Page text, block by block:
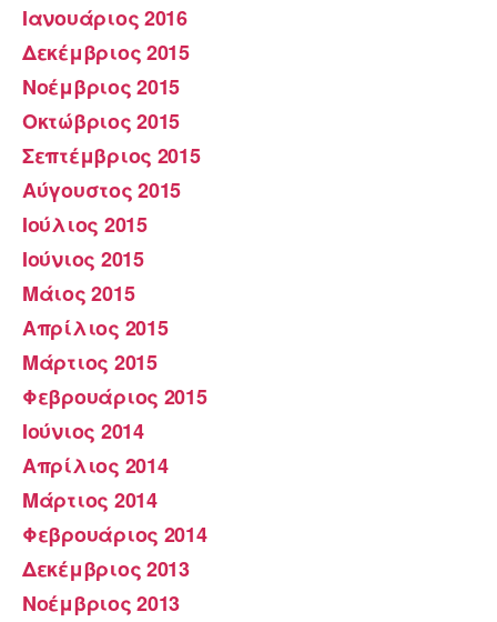
Ιανουάριος 2016
Δεκέμβριος 2015
Νοέμβριος 2015
Οκτώβριος 2015
Σεπτέμβριος 2015
Αύγουστος 2015
Ιούλιος 2015
Ιούνιος 2015
Μάιος 2015
Απρίλιος 2015
Μάρτιος 2015
Φεβρουάριος 2015
Ιούνιος 2014
Απρίλιος 2014
Μάρτιος 2014
Φεβρουάριος 2014
Δεκέμβριος 2013
Νοέμβριος 2013